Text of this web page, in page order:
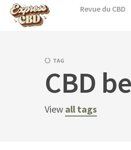
Skip
Revue du CBD
TAG
CBD
View all tags